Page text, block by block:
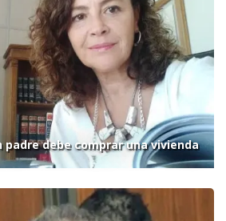
padre debe comprar una vivienda